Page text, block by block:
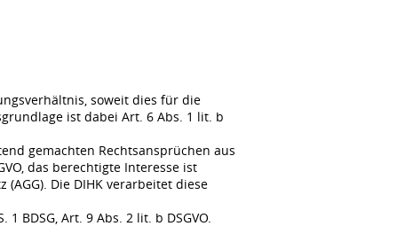
soweit dies für die
ist dabei Art. 6 Abs. 1 lit. b
gemachten Rechtsansprüchen aus
das berechtigte Interesse ist
Die DIHK verarbeitet diese
BDSG, Art. 9 Abs. 2 lit. b DSGVO.